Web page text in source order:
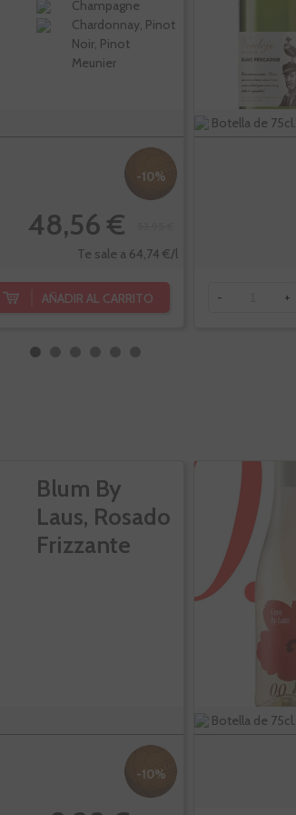
Champagne
Chardonnay, Pinot
Noir, Pinot
Meunier
-10%
48,56 €
Te sale a 64,74 €/l
AÑADIR AL CARRITO
Botella de 75cl.
- +
Blum By
Laus, Rosado
Frizzante
-10%
Botella de 75cl.